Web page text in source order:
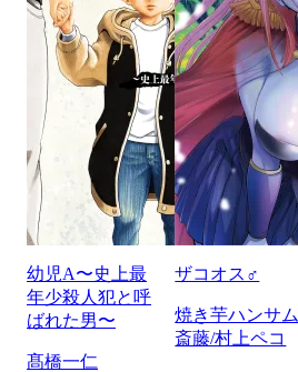
幼児A〜史上最
年少殺人犯と呼
ばれた男〜
髙橋一仁
ザコオス♂
焼き芋ハンサム
斎藤/村上ペコ